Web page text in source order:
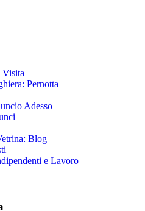
Visita
Pernotta
Adesso
Blog
e Lavoro